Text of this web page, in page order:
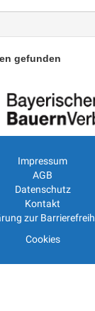
gefunden
Impressum
AGB
Datenschutz
Kontakt
zur
Cookies